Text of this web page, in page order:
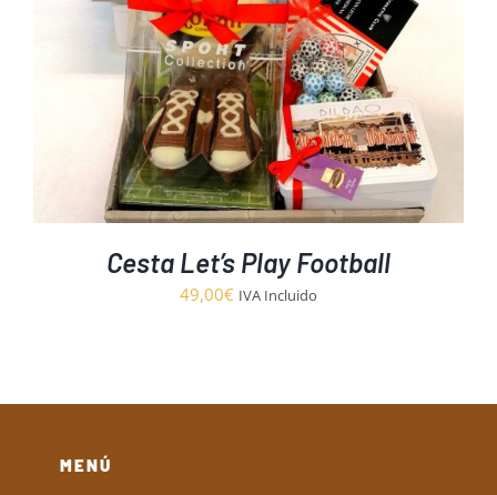
Cesta Let’s Play Football
49,00€ IVA Incluido
MENÚ